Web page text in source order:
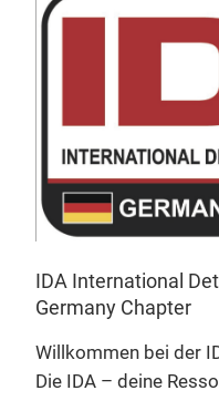
IDA International
Germany Chapter
Willkommen bei der
Die IDA – deine